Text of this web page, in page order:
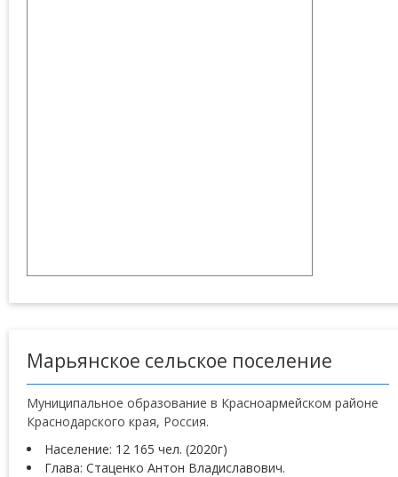
Марьянское сельское поселение
Муниципальное образование в Красноармейском районе
Краснодарского края, Россия.
Население: 12 165 чел. (2020г)
Глава: Стаценко Антон Владиславович.